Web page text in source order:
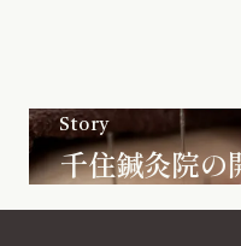
Story
千住鍼灸院の